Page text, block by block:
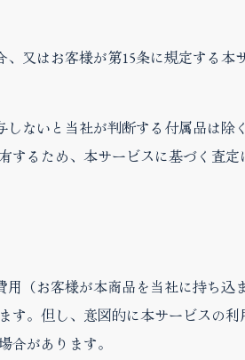
又はお客様が第15条に規定する
ないと当社が判断する付属品は除
るため、本サービスに基づく査
（お客様が本商品を当社に持ち
。但し、意図的に本サービスの
合があります。